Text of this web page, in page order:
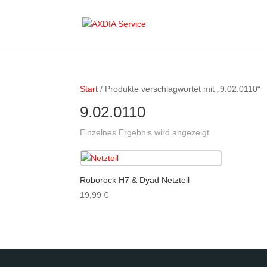
Start / Produkte verschlagwortet mit „9.02.0110“
9.02.0110
Einzelnes Ergebnis wird angezeigt
Roborock H7 & Dyad Netzteil
19,99€